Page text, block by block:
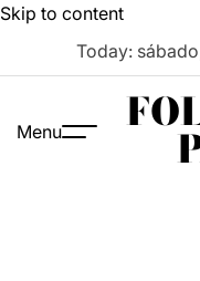
Skip to content
Today:
Menu